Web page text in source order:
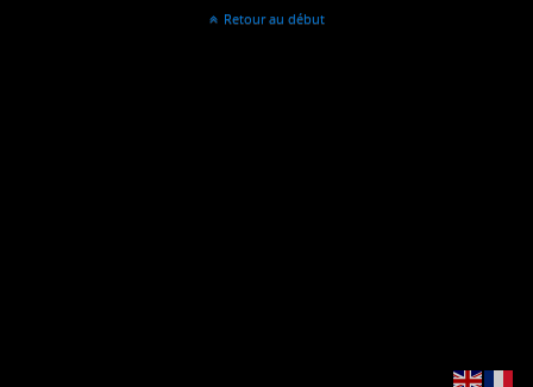
Retour au début